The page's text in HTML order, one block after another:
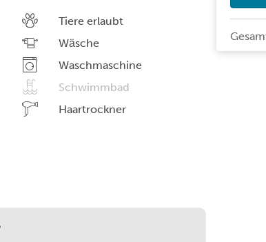
Tiere erlaubt
Wäsche
Waschmaschine
Schwimmbad
Haartrockner